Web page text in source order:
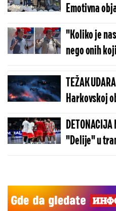
Emotivna
nego biti
"Koliko je
nego onih
Gašić uz
želi (VIDEO)
TEŽAK
Harkovskoj
više od 100
DETONACIJA
"Delije" u
Real Madrida!